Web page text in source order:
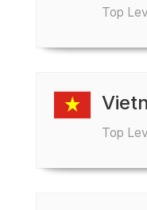
Top
Top